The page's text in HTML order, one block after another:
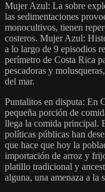
Mujer Azul: La sobre
las sedimentaciones
monocultivos, tienen
costeros. Mujer Azul:
a lo largo de 9 episodios
perímetro de Costa Rica
pescadoras y
del mar.
Puntalitos en disputa: En
pequeña porción de
llega la comida principal.
políticas públicas han
que hace que hoy la
importación de arroz y
platillo tradicional y
alguna, una amenaza a la